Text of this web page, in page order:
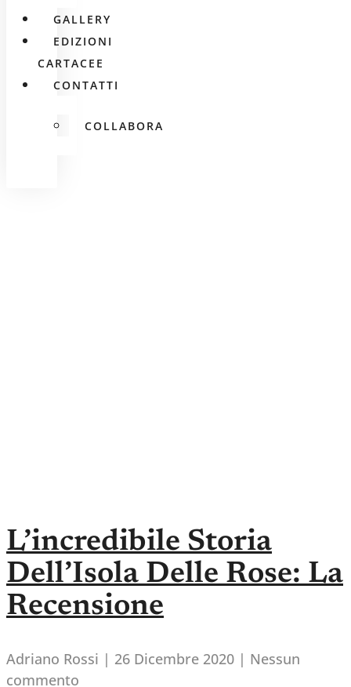
GALLERY
EDIZIONI
CARTACEE
CONTATTI
COLLABORA
L’incredibile Storia
Dell’Isola Delle Rose: La
Recensione
Adriano Rossi 26 Dicembre 2020
Nessun
commento